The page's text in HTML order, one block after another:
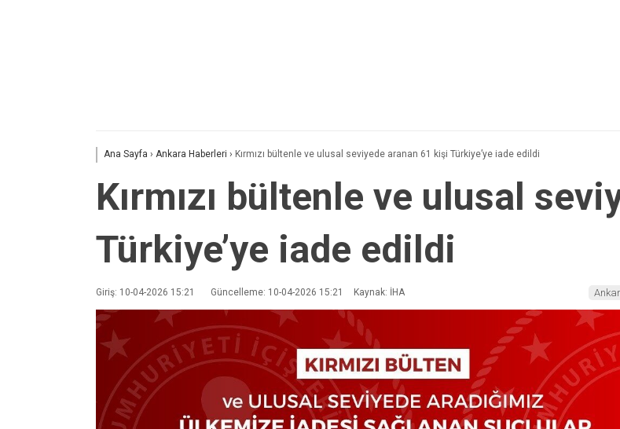
Ana Sayfa › Ankara Haberleri › Kırmızı bültenle ve ulusal seviyede aranan 61 kişi Türkiye’ye iade edildi
Kırmızı bültenle ve ulusal
Türkiye’ye iade edildi
Giriş: 10-04-2026 15:21 Güncelleme: 10-04-2026 15:21 Kaynak: İHA